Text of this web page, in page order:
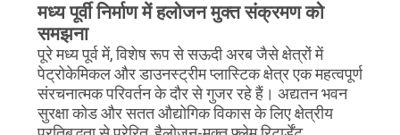
दौरा
गुणवत्ता
मध्य पूर्वी निर्माण में हलोजन मुक्त संक्रमण को
समझना
पूरे मध्य पूर्व में, विशेष रूप से सऊदी अरब जैसे क्षेत्रों में
पेट्रोकेमिकल और डाउनस्ट्रीम प्लास्टिक क्षेत्र एक महत्वपूर्ण
संरचनात्मक परिवर्तन के दौर से गुजर रहे हैं। अद्यतन भवन
सुरक्षा कोड और सतत औद्योगिक विकास के लिए क्षेत्रीय